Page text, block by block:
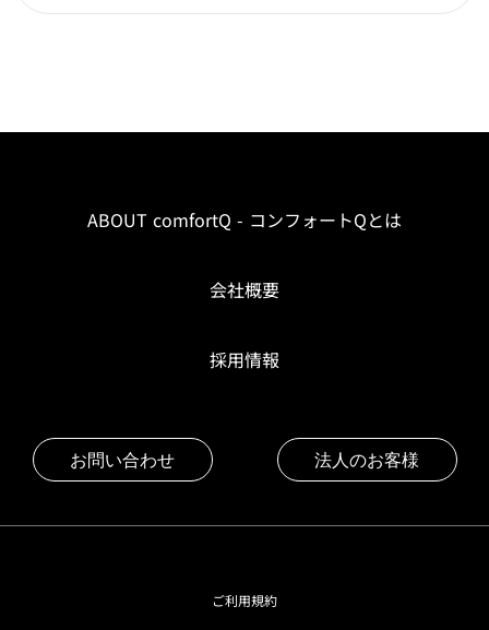
ABOUT comfortQ - コンフォートQとは
会社概要
採用情報
お問い合わせ 法人のお客様
ご利用規約